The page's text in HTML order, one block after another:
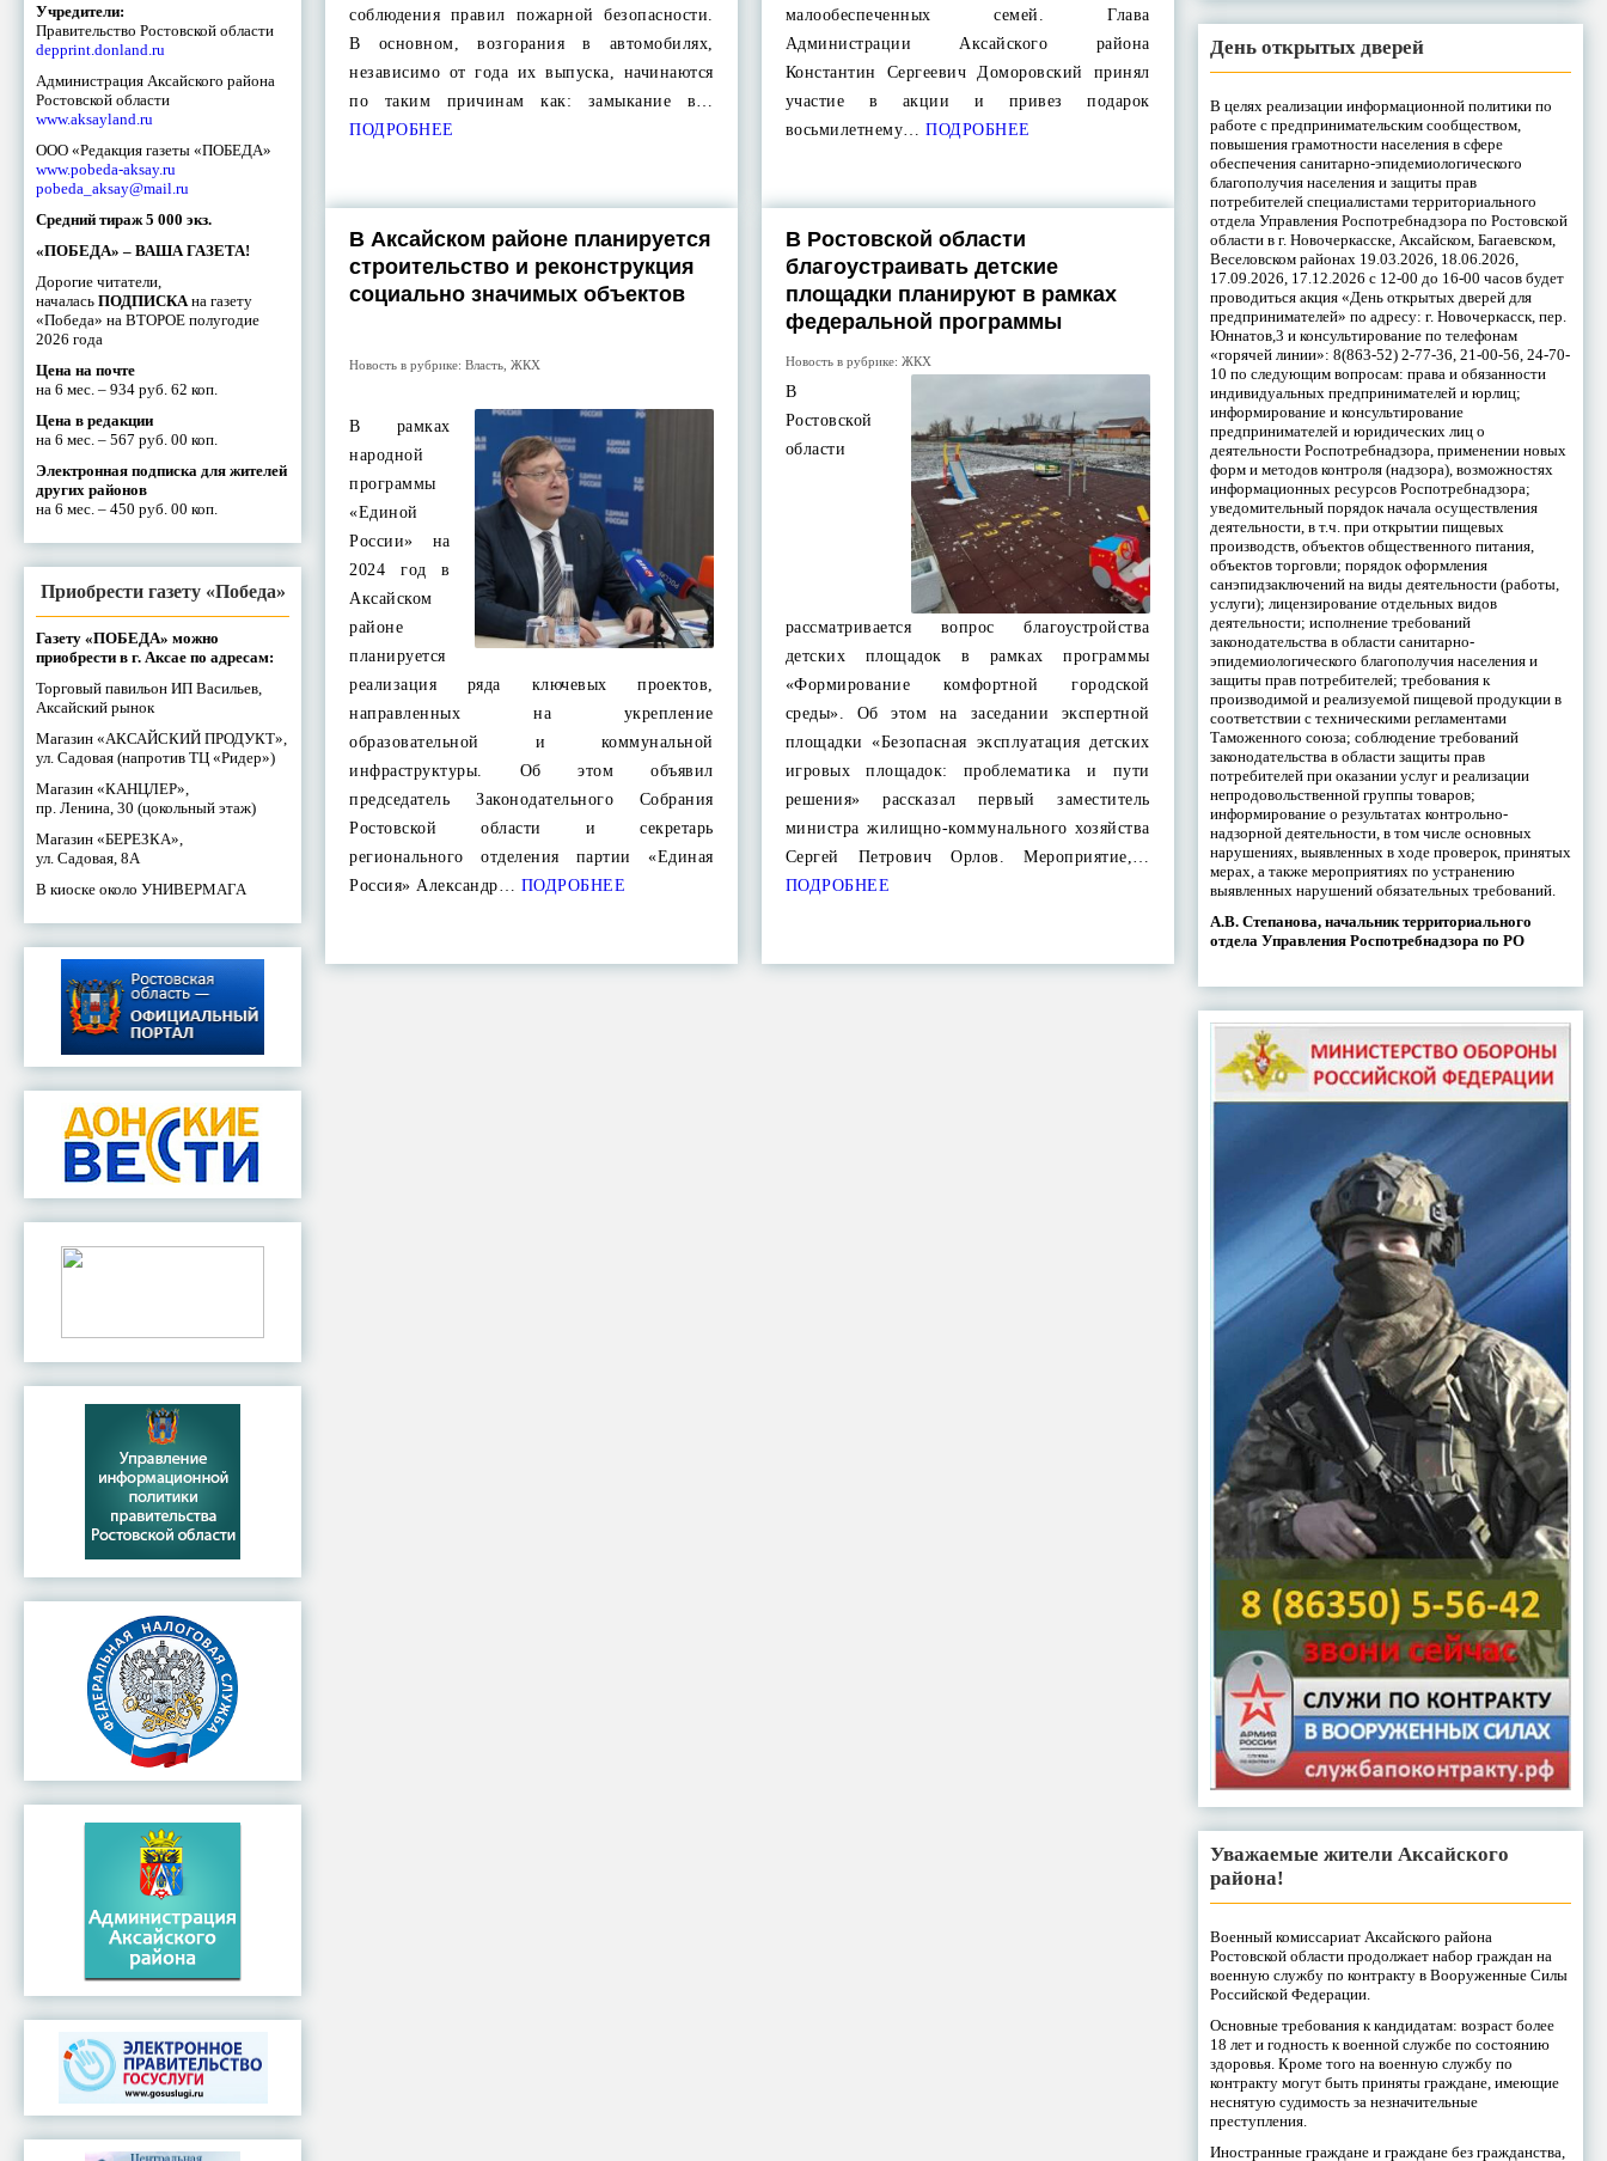
Учредители:
Правительство Ростовской области
depprint.donland.ru
Администрация Аксайского района
Ростовской области
www.aksayland.ru
ООО «Редакция газеты «ПОБЕДА»
www.pobeda-aksay.ru
pobeda_aksay@mail.ru
Средний тираж 5 000 экз.
«ПОБЕДА» – ВАША ГАЗЕТА!
Дорогие читатели,
началась ПОДПИСКА на газету
«Победа» на ВТОРОЕ полугодие
2026 года
Цена на почте
на 6 мес. – 934 руб. 62 коп.
Цена в редакции
на 6 мес. – 567 руб. 00 коп.
Электронная подписка для жителей
других районов
на 6 мес. – 450 руб. 00 коп.
Приобрести газету «Победа»
Газету «ПОБЕДА» можно
приобрести в г. Аксае по адресам:
Торговый павильон ИП Васильев,
Аксайский рынок
Магазин «АКСАЙСКИЙ ПРОДУКТ»,
ул. Садовая (напротив ТЦ «Ридер»)
Магазин «КАНЦЛЕР»,
пр. Ленина, 30 (цокольный этаж)
Магазин «БЕРЕЗКА»,
ул. Садовая, 8А
В киоске около УНИВЕРМАГА
соблюдения правил пожарной безопасности.
В основном, возгорания в автомобилях,
независимо от года их выпуска, начинаются
по таким причинам как: замыкание в…
ПОДРОБНЕЕ
малообеспеченных семей. Глава
Администрации Аксайского района
Константин Сергеевич Доморовский принял
участие в акции и привез подарок
восьмилетнему… ПОДРОБНЕЕ
В Аксайском районе планируется
строительство и реконструкция
социально значимых объектов
Новость в рубрике:Власть ,ЖКХ
В рамках
народной
программы
«Единой
России» на
2024 год в
Аксайском
районе
планируется
реализация ряда ключевых проектов,
направленных на укрепление
образовательной и коммунальной
инфраструктуры. Об этом объявил
председатель Законодательного Собрания
Ростовской области и секретарь
регионального отделения партии «Единая
Россия» Александр… ПОДРОБНЕЕ
В Ростовской области
благоустраивать детские
площадки планируют в рамках
федеральной программы
Новость в рубрике: ЖКХ
В
Ростовской
области
рассматривается вопрос благоустройства
детских площадок в рамках программы
«Формирование комфортной городской
среды». Об этом на заседании экспертной
площадки «Безопасная эксплуатация детских
игровых площадок: проблематика и пути
решения» рассказал первый заместитель
министра жилищно-коммунального хозяйства
Сергей Петрович Орлов. Мероприятие,…
ПОДРОБНЕЕ
День открытых дверей
В целях реализации информационной политики по
работе с предпринимательским сообществом,
повышения грамотности населения в сфере
обеспечения санитарно-эпидемиологического
благополучия населения и защиты прав
потребителей специалистами территориального
отдела Управления Роспотребнадзора по Ростовской
области в г. Новочеркасске, Аксайском, Багаевском,
Веселовском районах 19.03.2026, 18.06.2026,
17.09.2026, 17.12.2026 с 12-00 до 16-00 часов будет
проводиться акция «День открытых дверей для
предпринимателей» по адресу: г. Новочеркасск, пер.
Юннатов,3 и консультирование по телефонам
«горячей линии»: 8(863-52) 2-77-36, 21-00-56, 24-70-
10 по следующим вопросам: права и обязанности
индивидуальных предпринимателей и юрлиц;
информирование и консультирование
предпринимателей и юридических лиц о
деятельности Роспотребнадзора, применении новых
форм и методов контроля (надзора), возможностях
информационных ресурсов Роспотребнадзора;
уведомительный порядок начала осуществления
деятельности, в т.ч. при открытии пищевых
производств, объектов общественного питания,
объектов торговли; порядок оформления
санэпидзаключений на виды деятельности (работы,
услуги); лицензирование отдельных видов
деятельности; исполнение требований
законодательства в области санитарно-
эпидемиологического благополучия населения и
защиты прав потребителей; требования к
производимой и реализуемой пищевой продукции в
соответствии с техническими регламентами
Таможенного союза; соблюдение требований
законодательства в области защиты прав
потребителей при оказании услуг и реализации
непродовольственной группы товаров;
информирование о результатах контрольно-
надзорной деятельности, в том числе основных
нарушениях, выявленных в ходе проверок, принятых
мерах, а также мероприятиях по устранению
выявленных нарушений обязательных требований.
А.В. Степанова, начальник территориального
отдела Управления Роспотребнадзора по РО
Уважаемые жители Аксайского
района!
Военный комиссариат Аксайского района
Ростовской области продолжает набор граждан на
военную службу по контракту в Вооруженные Силы
Российской Федерации.
Основные требования к кандидатам: возраст более
18 лет и годность к военной службе по состоянию
здоровья. Кроме того на военную службу по
контракту могут быть приняты граждане, имеющие
неснятую судимость за незначительные
преступления.
Иностранные граждане и граждане без гражданства,